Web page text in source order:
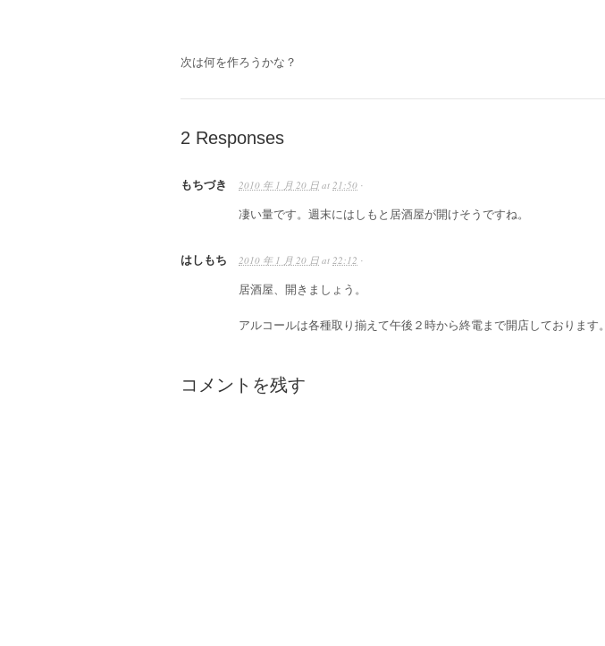
次は何を作ろうかな？
2 Responses
もちづき 2010 年 1 月 20 日 at 21:50 ·
凄い量です。週末にはしもと居酒屋が開けそうですね。
はしもち 2010 年 1 月 20 日 at 22:12 ·
居酒屋、開きましょう。
アルコールは各種取り揃えて午後２時から終電まで開店しております。
コメントを残す